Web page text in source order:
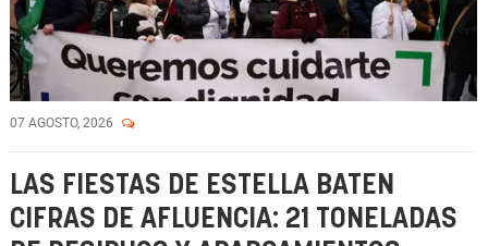
07 AGOSTO, 2026
LAS FIESTAS DE ESTELLA BATEN
CIFRAS DE AFLUENCIA: 21 TONELADAS